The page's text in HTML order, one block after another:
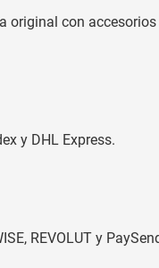
original con
y DHL Express.
REVOLUT y